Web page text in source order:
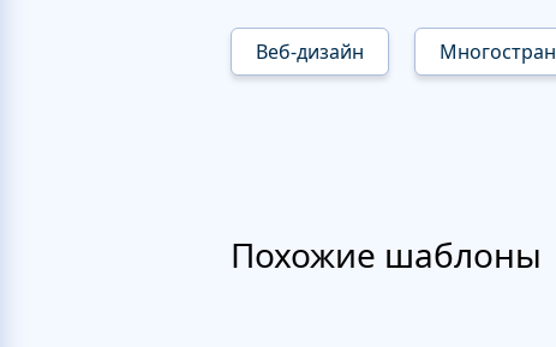
Веб-дизайн
Похожие шаблоны